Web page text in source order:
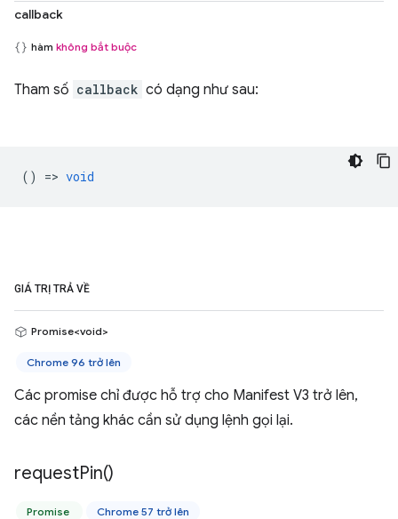
callback
hàm không bắt buộc
Tham số callback có dạng như sau:
() => void
GIÁ TRỊ TRẢ VỀ
Promise<void>
Chrome 96 trở lên
Các promise chỉ được hỗ trợ cho Manifest V3 trở lên,
các nền tảng khác cần sử dụng lệnh gọi lại.
requestPin()
Promise Chrome 57 trở lên